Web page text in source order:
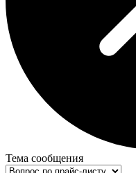
Тема сообщения